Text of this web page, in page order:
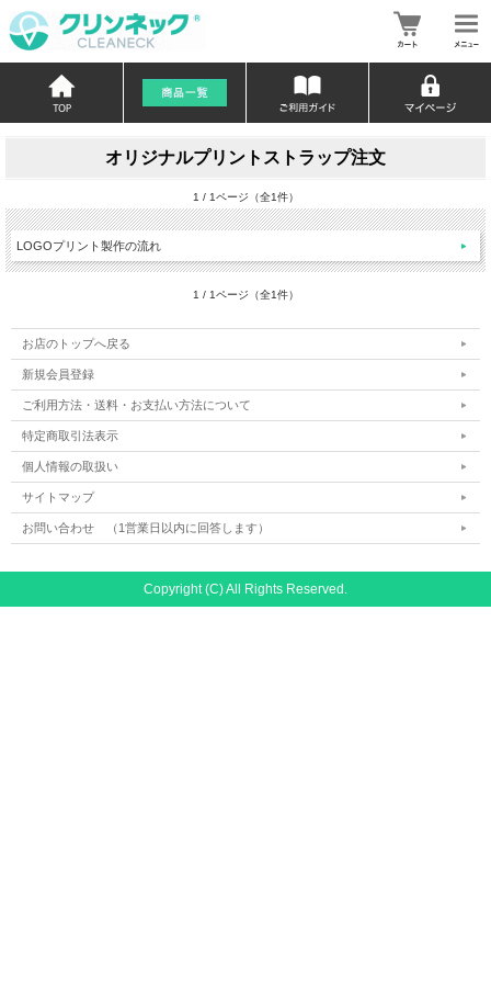
オリジナルプリントストラップ注文
1 / 1ページ（全1件）
LOGOプリント製作の流れ
1 / 1ページ（全1件）
お店のトップへ戻る
新規会員登録
ご利用方法・送料・お支払い方法について
特定商取引法表示
個人情報の取扱い
サイトマップ
お問い合わせ （1営業日以内に回答します）
Copyright (C) All Rights Reserved.